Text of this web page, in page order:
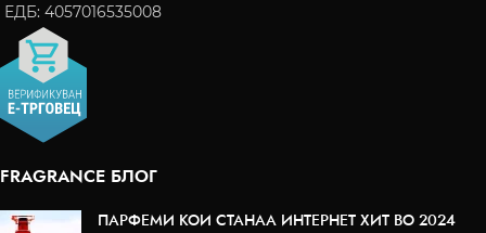
ЕДБ: 4057016535008
FRAGRANCE БЛОГ
ПАРФЕМИ КОИ СТАНАА ИНТЕРНЕТ ХИТ ВО 2024